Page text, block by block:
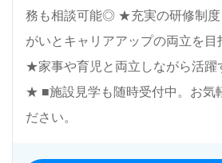
務も相談可能◎ ★充実の研修制度
がいとキャリアアップの両立を目
★家事や育児と両立しながら活躍
★ ■施設見学も随時受付中。お気
ださい。